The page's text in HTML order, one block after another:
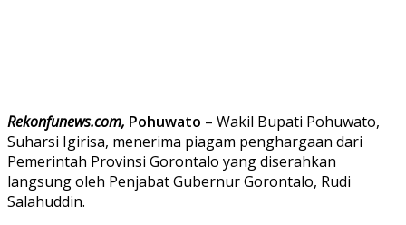
Rekonfunews.com, Pohuwato – Wakil Bupati Pohuwato,
Suharsi Igirisa, menerima piagam penghargaan dari
Pemerintah Provinsi Gorontalo yang diserahkan
langsung oleh Penjabat Gubernur Gorontalo, Rudi
Salahuddin.